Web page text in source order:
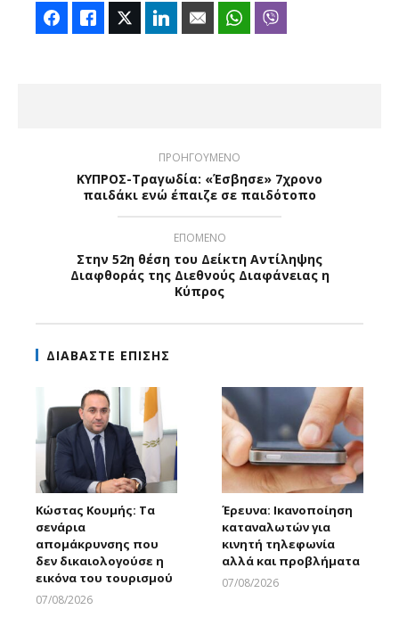
FacebookLike Twitter LinkedIn Email WhatsApp
ΠΡΟΗΓΟΥΜΕΝΟ
ΚΥΠΡΟΣ-Τραγωδία: «Έσβησε» 7χρονο
παιδάκι ενώ έπαιζε σε παιδότοπο
ΕΠΟΜΕΝΟ
Στην 52η θέση του Δείκτη Αντίληψης
Διαφθοράς της Διεθνούς Διαφάνειας η
Κύπρος
ΔΙΑΒΑΣΤΕ ΕΠΙΣΗΣ
Κώστας Κουμής: Τα
σενάρια
απομάκρυνσης που
δεν δικαιολογούσε η
εικόνα του τουρισμού
07/08/2026
Έρευνα: Ικανοποίηση
καταναλωτών για
κινητή τηλεφωνία
αλλά και προβλήματα
07/08/2026